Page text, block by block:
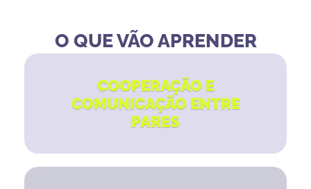
O QUE VÃO APRENDER
COOPERAÇÃO E
COMUNICAÇÃO ENTRE
PARES